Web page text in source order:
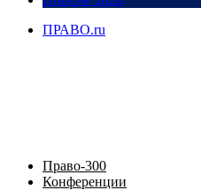
ПРАВО.ru
Право-300
Конференции